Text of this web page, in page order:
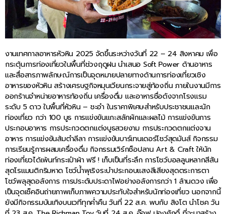
งานเทศกาลอาหารหัวหิน 2025 จัดขึ้นระหว่างวันที่ 22 – 24 สิงหาคม เพื่อ
กระตุ้นการท่องเที่ยวในพื้นที่ช่วงฤดูฝน นำเสนอ Soft Power ด้านอาหาร
และสื่อสารภาพลักษณ์การเป็นจุดหมายปลายทางด้านการท่องเที่ยวเชิง
อาหารของหัวหิน สร้างเศรษฐกิจหมุนเวียนกระจายสู่ท้องถิ่น ภายในงานมีการ
ออกร้านจำหน่ายอาหารท้องถิ่น เครื่องดื่ม และอาหารชื่อดังจากโรงแรม
ระดับ 5 ดาว ในพื้นที่หัวหิน – ชะอำ ในราคาพิเศษสำหรับประชาชนและนัก
ท่องเที่ยว กว่า 100 บูธ การแข่งขันแกะสลักผักและผลไม้ การแข่งขันการ
ประกอบอาหาร การประกวดตกแต่งบูธสวยงาม การประกวดตกแต่งจาน
อาหาร การแข่งขันส้มตำลีลา การแข่งขันบาร์เทนเดอร์โชว์สุดมันส์ กิจกรรม
การเรียนรู้การผสมเครื่องดื่ม กิจกรรมเวิร์กช็อปลาน Art & Craft ให้นัก
ท่องเที่ยวได้เพ้นท์กระเป๋าผ้า ฟรี ! เก็บเป็นที่ระลึก การโชว์บอลลูนหลากสีสัน
สุดโรแมนติกริมหาด โชว์น้ำพุเริงระบำประกอบแสงสีเสียงสุดตระการตา
โชว์พลุสุดอลังการ การประดับประดาไฟอย่างอลังการกว่า 1 ล้านดวง เพื่อ
เป็นจุดเช็คอินถ่ายภาพเก็บภาพความประทับใจสำหรับนักท่องเที่ยว นอกจากนี้
ยังมีกิจกรรมบันเทิงบนเวทีทุกค่ำคืน วันที่ 22 ส.ค. พบกับ สิงโต นำโชค วัน